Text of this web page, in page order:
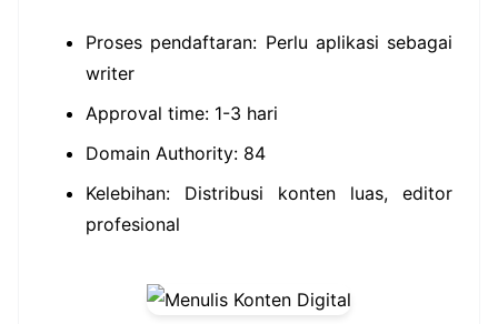
Proses pendaftaran: Perlu aplikasi sebagai
writer
Approval time: 1-3 hari
Domain Authority: 84
Kelebihan: Distribusi konten luas, editor
profesional